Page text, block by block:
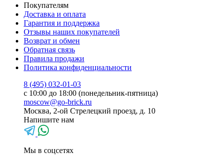
Покупателям
Доставка и оплата
Гарантия и поддержка
Отзывы наших покупателей
Возврат и обмен
Обратная связь
Правила продажи
Политика конфиденциальности
8 (495) 032-01-03
с 10:00 до 18:00 (понедельник-пятница)
moscow@go-brick.ru
Москва, 2-ой Стрелецкий проезд, д. 10
Напишите нам
Мы в соцсетях